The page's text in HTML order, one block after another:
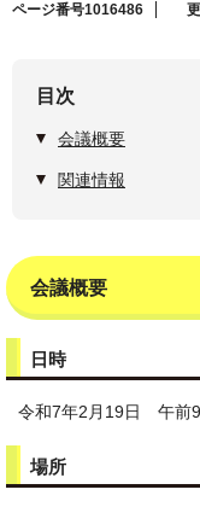
ページ番号1016486 更
目次
会議概要
関連情報
会議概要
日時
令和7年2月19日 午前
場所